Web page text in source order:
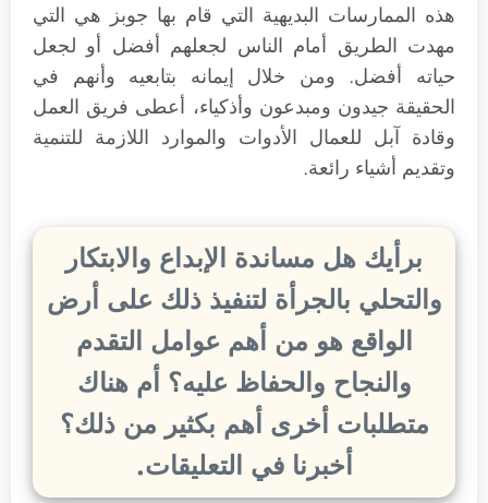
هذه الممارسات البديهية التي قام بها جوبز هي التي
مهدت الطريق أمام الناس لجعلهم أفضل أو لجعل
حياته أفضل. ومن خلال إيمانه بتابعيه وأنهم في
الحقيقة جيدون ومبدعون وأذكياء، أعطى فريق العمل
وقادة آبل للعمال الأدوات والموارد اللازمة للتنمية
وتقديم أشياء رائعة.
برأيك هل مساندة الإبداع والابتكار
والتحلي بالجرأة لتنفيذ ذلك على أرض
الواقع هو من أهم عوامل التقدم
والنجاح والحفاظ عليه؟ أم هناك
متطلبات أخرى أهم بكثير من ذلك؟
أخبرنا في التعليقات.